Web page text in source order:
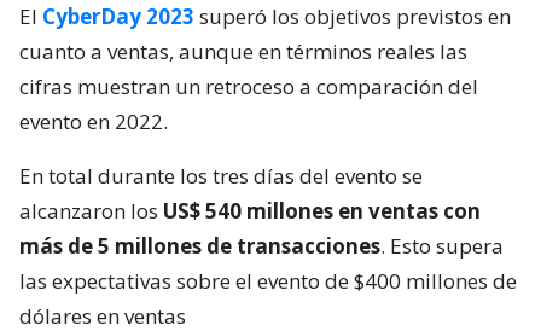
El CyberDay 2023 superó los objetivos previstos en
cuanto a ventas, aunque en términos reales las
cifras muestran un retroceso a comparación del
evento en 2022.
En total durante los tres días del evento se
alcanzaron los US$ 540 millones en ventas con
más de 5 millones de transacciones. Esto supera
las expectativas sobre el evento de $400 millones de
dólares en ventas